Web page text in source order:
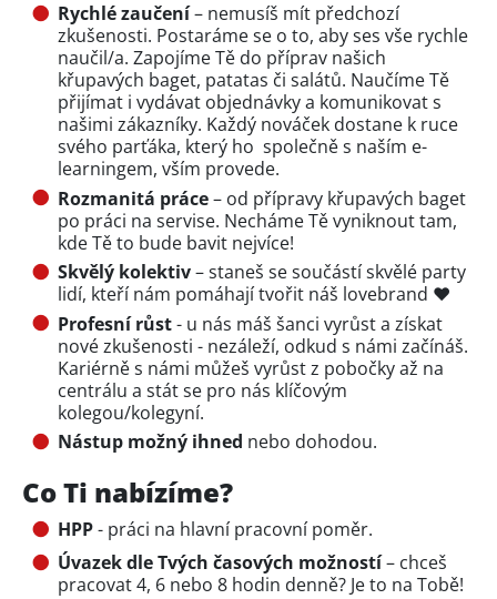
Rychlé zaučení– nemusíš mít předchozí
zkušenosti. Postaráme se o to, aby ses vše rychle
naučil/a. Zapojíme Tě do příprav našich
křupavých baget, patatas či salátů. Naučíme Tě
přijímat i vydávat objednávky a komunikovat s
našimi zákazníky. Každý nováček dostane k ruce
svého parťáka, který ho společně s naším e-
learningem, vším provede.
Rozmanitá práce– od přípravy křupavých baget
po práci na servise. Necháme Tě vyniknout tam,
kde Tě to bude bavit nejvíce!
Skvělý kolektiv– staneš se součástí skvělé party
lidí, kteří nám pomáhají tvořit náš lovebrand ❤️
Profesní růst- u nás máš šanci vyrůst a získat
nové zkušenosti - nezáleží, odkud s námi začínáš.
Kariérně s námi můžeš vyrůst z pobočky až na
centrálu a stát se pro nás klíčovým
kolegou/kolegyní.
Nástup možný ihned nebo dohodou.
Co Ti nabízíme?
HPP- práci na hlavní pracovní poměr.
Úvazek dle Tvých časových možností– chceš
pracovat 4, 6 nebo 8 hodin denně? Je to na Tobě!